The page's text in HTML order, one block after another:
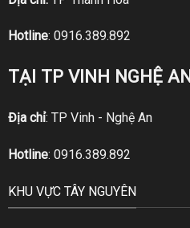
Hotline: 0916.389.892
TẠI TP VINH NGHỆ AN
Địa chỉ: TP Vinh - Nghệ An
Hotline: 0916.389.892
KHU VỰC TÂY NGUYÊN